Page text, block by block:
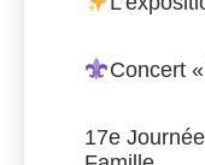
Concert
17e